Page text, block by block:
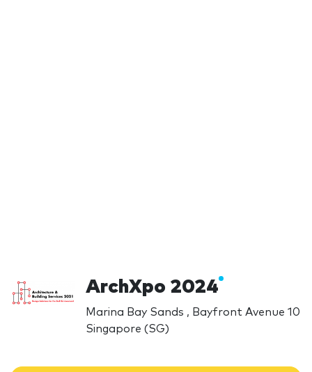
ArchXpo 2024
Marina Bay Sands , Bayfront Avenue 10
Singapore (SG)